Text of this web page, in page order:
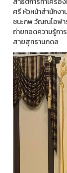
ศรี หัวหน้าสำนักง
ชนะภพ วัณณโอฬา
ถ่ายทอดความรู้กา
สายสุทธานภดล